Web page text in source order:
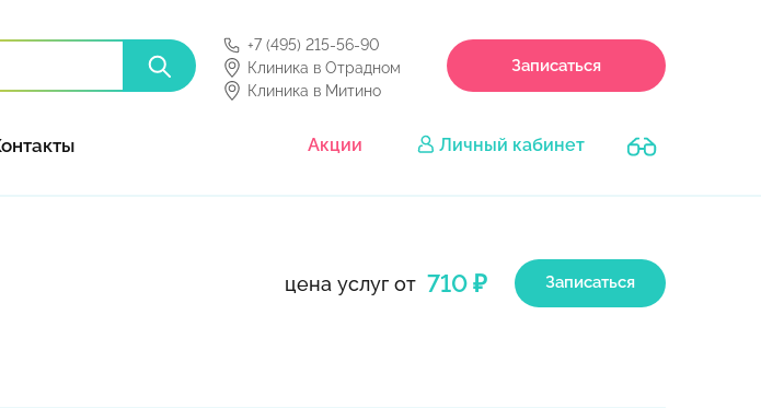
+7 (495) 215-56-90
Клиника в Отрадном
Клиника в Митино
Записаться
Акции Личный кабинет
цена услуг от 710 ₽ Записаться